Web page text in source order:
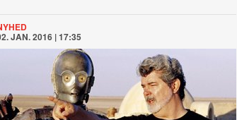
JAN. 2016 | 17:35